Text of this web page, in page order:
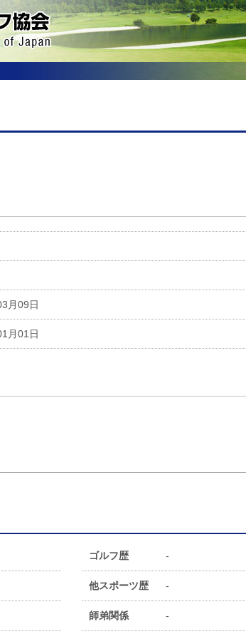
月09日
月01日
ゴルフ歴 -
他スポーツ歴 -
師弟関係 -